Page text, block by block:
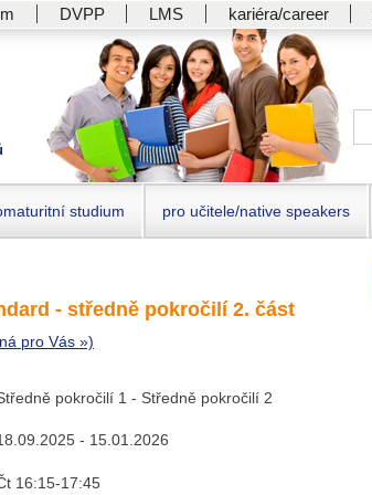
DVPP LMS kariéra/career
studium pro učitele/native speakers
- středně pokročilí 2. část
pro Vás »)
pokročilí 1 - Středně pokročilí 2
- 15.01.2026
16:15-17:45